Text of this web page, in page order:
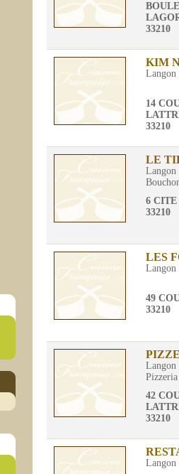
33210
KIM
Langon
14
33210
LE
Langon
6 CITE
33210
LES
Langon
49
33210
Langon
Pizzeria
42
33210
Langon